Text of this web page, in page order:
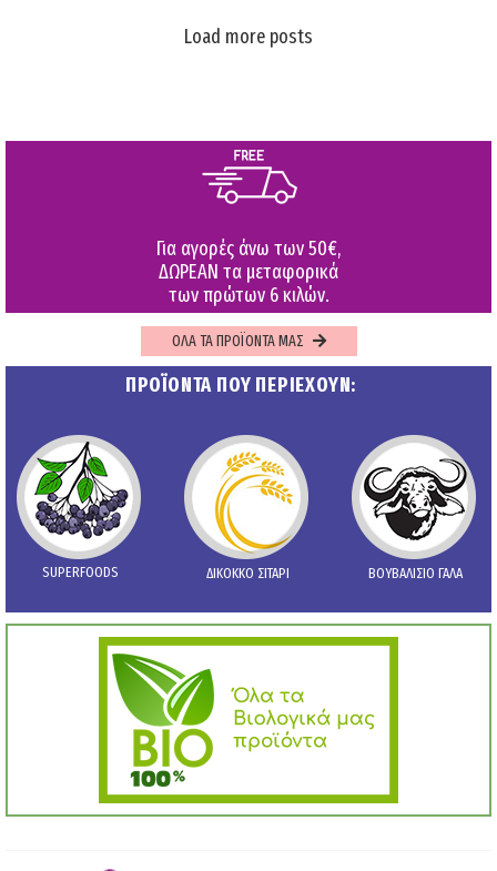
Load more posts
Για αγορές άνω των 50€,
ΔΩΡΕΑΝ τα μεταφορικά
των πρώτων 6 κιλών.
ΟΛΑ ΤΑ ΠΡΟΪΟΝΤΑ ΜΑΣ
ΠΡΟΪΟΝΤΑ ΠΟΥ ΠΕΡΙΕΧΟΥΝ:
SUPERFOODS ΔΙΚΟΚΚΟ ΣΙΤΑΡΙ ΒΟΥΒΑΛΙΣΙΟ ΓΑΛΑ